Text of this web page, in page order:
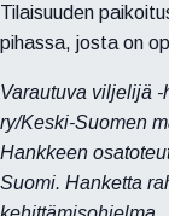
Tilaisuuden
pihassa, josta on
Varautuva viljelijä
ry/Keski-Suomen
Hankkeen
Suomi. Hanketta